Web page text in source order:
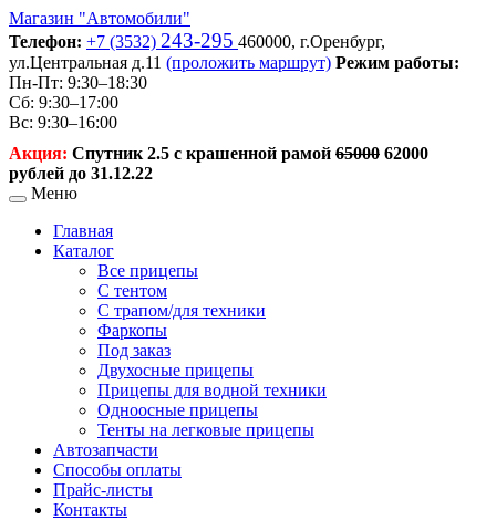
Магазин "Автомобили"
Телефон: +7 (3532) 243-295 460000, г.Оренбург,
ул.Центральная д.11 (проложить маршрут) Режим работы:
Пн-Пт: 9:30–18:30
Сб: 9:30–17:00
Вс: 9:30–16:00
Акция: Спутник 2.5 с крашенной рамой 65000 62000
рублей до 31.12.22
Меню
Главная
Каталог
Все прицепы
С тентом
С трапом/для техники
Фаркопы
Под заказ
Двухосные прицепы
Прицепы для водной техники
Одноосные прицепы
Тенты на легковые прицепы
Автозапчасти
Способы оплаты
Прайс-листы
Контакты